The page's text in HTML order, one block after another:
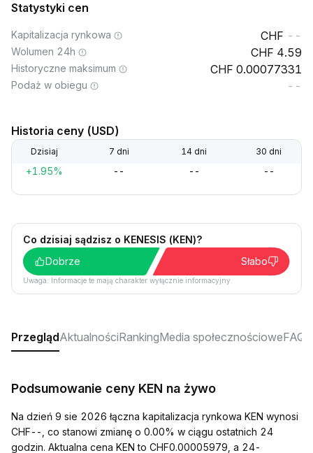
Statystyki cen
Kapitalizacja rynkowa --
Wolumen 24h 4.59
Historyczne maksimum 0.00077331
Podaż w obiegu --
Historia ceny (USD)
Dzisiaj 7 dni 14 dni 30 dni
+1.95% -- -- --
Co dzisiaj sądzisz o KENESIS (KEN)?
Dobrze
Słabo
Uwaga: Informacje te mają charakter wyłącznie informacyjny.
PrzeglądAktualnościRankingMedia społecznościoweFAQ
Podsumowanie ceny KEN na żywo
Na dzień 9 sie 2026 łączna kapitalizacja rynkowa KEN wynosi
CHF--, co stanowi zmianę o 0.00% w ciągu ostatnich 24
godzin. Aktualna cena KEN to CHF0.00005979, a 24-